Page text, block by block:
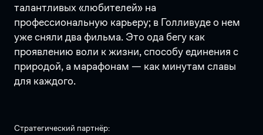
талантливых «любителей» на
профессиональную карьеру; в Голливуде о нем
уже сняли два фильма. Это ода бегу как
проявлению воли к жизни, способу единения с
природой, а марафонам — как минутам славы
для каждого.
Стратегический партнёр: